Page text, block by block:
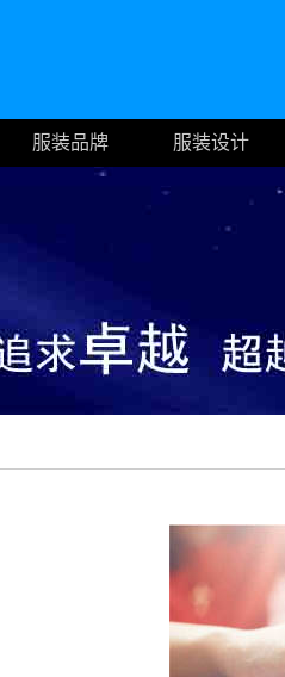
服装品牌 服装设计